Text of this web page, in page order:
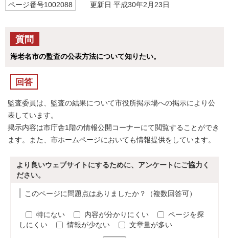
ページ番号1002088 更新日 平成30年2月23日
質問
海老名市の監査の公表方法について知りたい。
回答
監査委員は、監査の結果について市役所掲示場への掲示により公
表しています。
掲示内容は市庁舎1階の情報公開コーナーにて閲覧することができ
ます。また、市ホームページにおいても情報提供をしています。
より良いウェブサイトにするために、アンケートにご協力く
ださい。
このページに問題点はありましたか？（複数回答可）
特にない 内容が分かりにくい
ページを探
しにくい
情報が少ない 文章量が多い